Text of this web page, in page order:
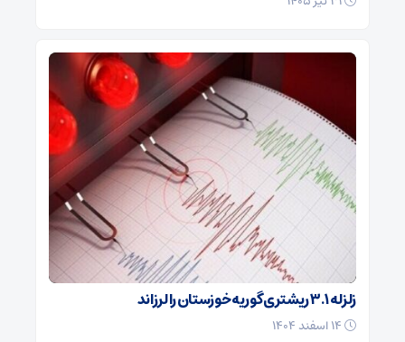
زلزله ۳.۱ ریشتری گوریه خوزستان را لرزاند